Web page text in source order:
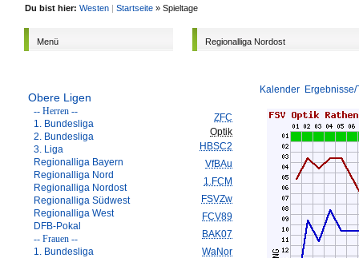
Du bist hier: Westen | Startseite » Spieltage
Menü
Obere Ligen
-- Herren --
1. Bundesliga
2. Bundesliga
3. Liga
Regionalliga Bayern
Regionalliga Nord
Regionalliga Nordost
Regionalliga Südwest
Regionalliga West
DFB-Pokal
-- Frauen --
1. Bundesliga
Regionalliga Nordost
Kalender
ZFC
Optik
HBSC2
VfBAu
1.FCM
FSVZw
FCV89
BAK07
WaNor